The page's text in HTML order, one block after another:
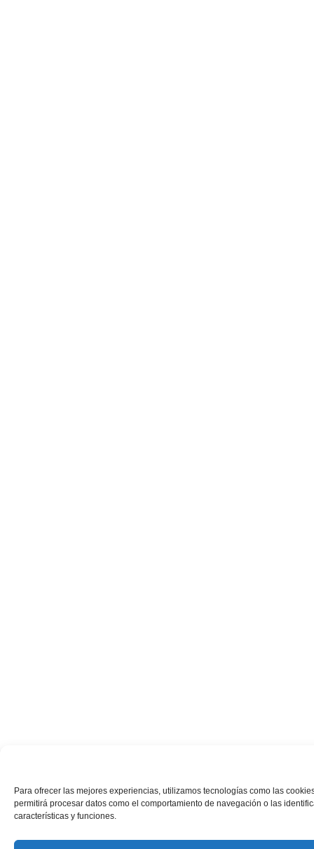
Para ofrecer las mejores experiencias, utilizamos tecnologías como las
permitirá procesar datos como el comportamiento de navegación o las
características y funciones.